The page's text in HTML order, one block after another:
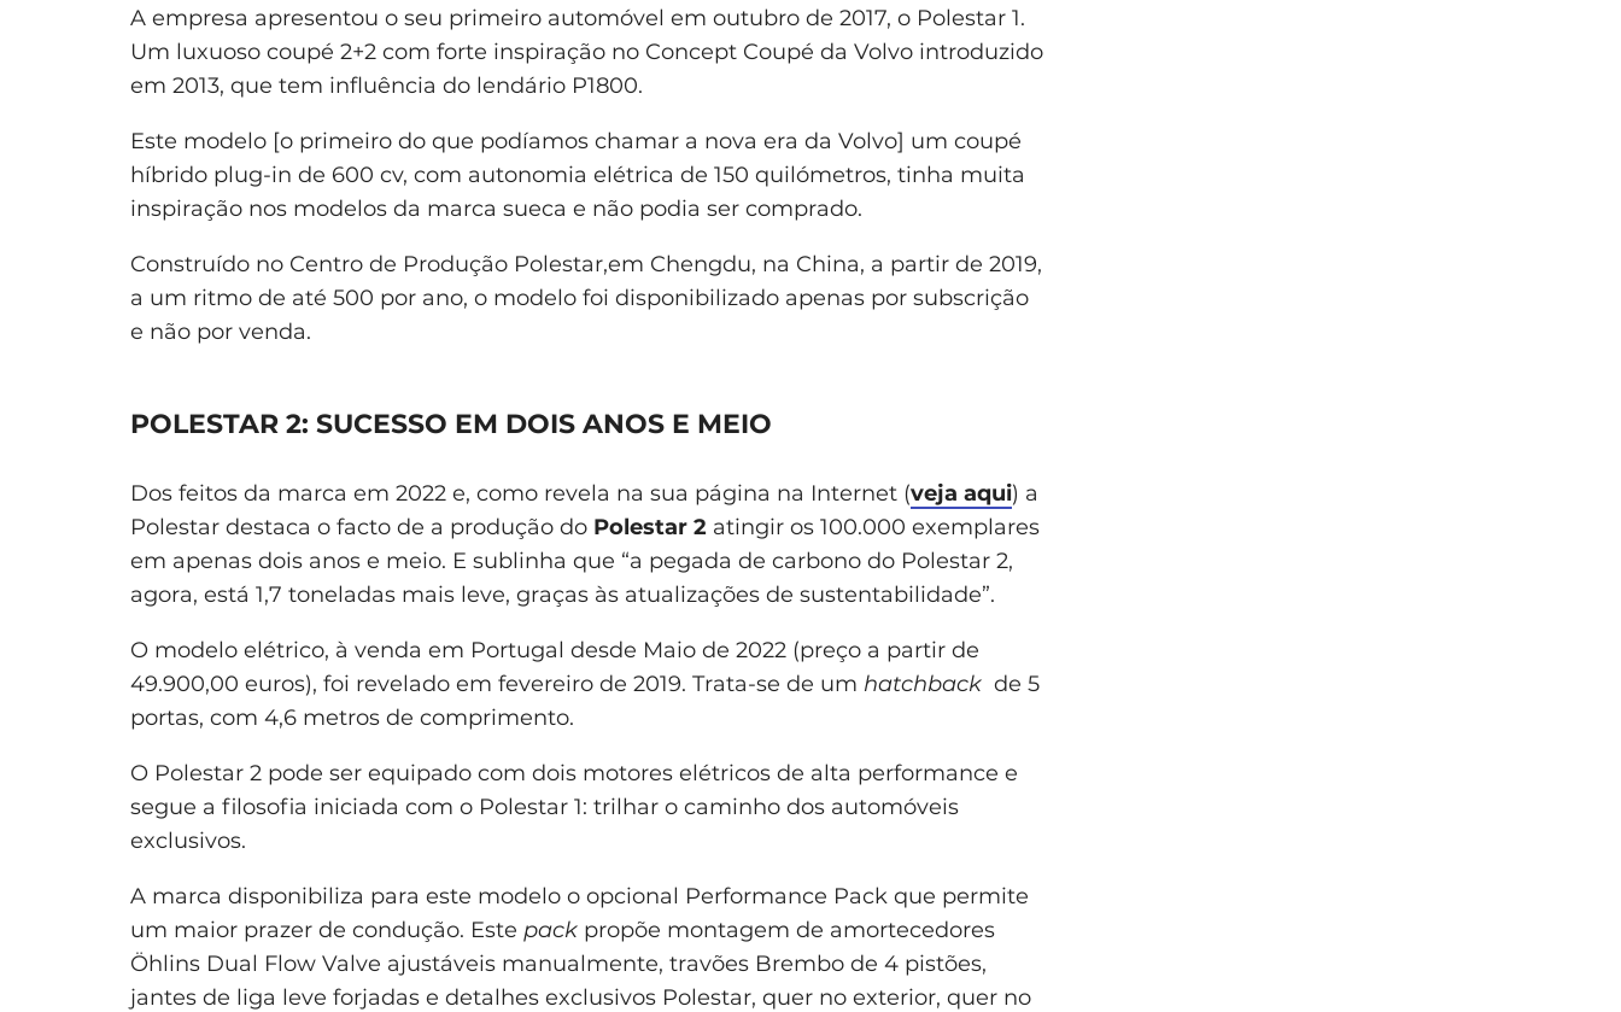
A empresa apresentou o seu primeiro automóvel em outubro de 2017, o Polestar 1.
Um luxuoso coupé 2+2 com forte inspiração no Concept Coupé da Volvo introduzido
em 2013, que tem influência do lendário P1800.
Este modelo [o primeiro do que podíamos chamar a nova era da Volvo] um coupé
híbrido plug-in de 600 cv, com autonomia elétrica de 150 quilómetros, tinha muita
inspiração nos modelos da marca sueca e não podia ser comprado.
Construído no Centro de Produção Polestar,em Chengdu, na China, a partir de 2019,
a um ritmo de até 500 por ano, o modelo foi disponibilizado apenas por subscrição
e não por venda.
POLESTAR 2: SUCESSO EM DOIS ANOS E MEIO
Dos feitos da marca em 2022 e, como revela na sua página na Internet (veja aqui) a
Polestar destaca o facto de a produção do Polestar 2 atingir os 100.000 exemplares
em apenas dois anos e meio. E sublinha que “a pegada de carbono do Polestar 2,
agora, está 1,7 toneladas mais leve, graças às atualizações de sustentabilidade”.
O modelo elétrico, à venda em Portugal desde Maio de 2022 (preço a partir de
49.900,00 euros), foi revelado em fevereiro de 2019. Trata-se de um hatchback de 5
portas, com 4,6 metros de comprimento.
O Polestar 2 pode ser equipado com dois motores elétricos de alta performance e
segue a filosofia iniciada com o Polestar 1: trilhar o caminho dos automóveis
exclusivos.
A marca disponibiliza para este modelo o opcional Performance Pack que permite
um maior prazer de condução. Este pack propõe montagem de amortecedores
Öhlins Dual Flow Valve ajustáveis manualmente, travões Brembo de 4 pistões,
jantes de liga leve forjadas e detalhes exclusivos Polestar, quer no exterior, quer no